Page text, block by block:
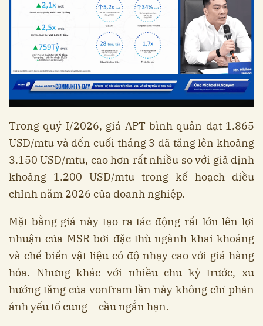
Trong quý I/2026, giá APT bình quân đạt 1.865
USD/mtu và đến cuối tháng 3 đã tăng lên khoảng
3.150 USD/mtu, cao hơn rất nhiều so với giả định
khoảng 1.200 USD/mtu trong kế hoạch điều
chỉnh năm 2026 của doanh nghiệp.
Mặt bằng giá này tạo ra tác động rất lớn lên lợi
nhuận của MSR bởi đặc thù ngành khai khoáng
và chế biến vật liệu có độ nhạy cao với giá hàng
hóa. Nhưng khác với nhiều chu kỳ trước, xu
hướng tăng của vonfram lần này không chỉ phản
ánh yếu tố cung – cầu ngắn hạn.